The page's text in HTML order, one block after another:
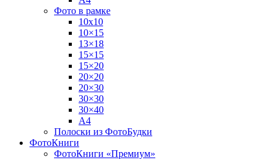
Фото в рамке
10х10
10×15
13×18
15×15
15×20
20×20
20×30
30×30
30×40
A4
Полоски из ФотоБудки
ФотоКниги
ФотоКниги «Премиум»